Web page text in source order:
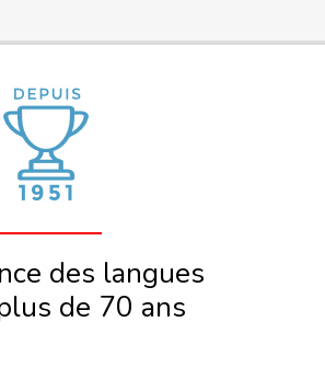
des langues
de 70 ans